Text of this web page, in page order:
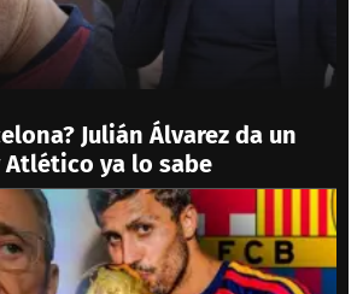
Julián Álvarez da un
Atlético ya lo sabe